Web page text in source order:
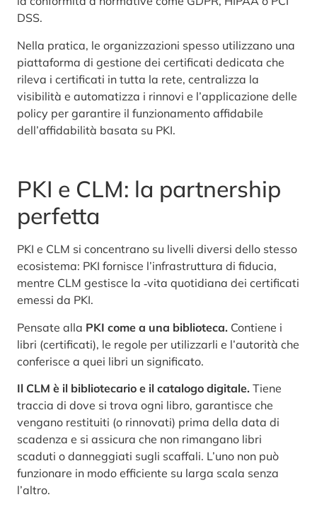
DSS.
Nella pratica, le organizzazioni spesso utilizzano una
piattaforma di gestione dei certificati dedicata che
rileva i certificati in tutta la rete, centralizza la
visibilità e automatizza i rinnovi e l’applicazione delle
policy per garantire il funzionamento affidabile
dell’affidabilità basata su PKI.
PKI e CLM: la partnership
perfetta
PKI e CLM si concentrano su livelli diversi dello stesso
ecosistema: PKI fornisce l’infrastruttura di fiducia,
mentre CLM gestisce la ‑vita quotidiana dei certificati
emessi da PKI.
Pensate alla PKI come a una biblioteca. Contiene i
libri (certificati), le regole per utilizzarli e l’autorità che
conferisce a quei libri un significato.
Il CLM è il bibliotecario e il catalogo digitale. Tiene
traccia di dove si trova ogni libro, garantisce che
vengano restituiti (o rinnovati) prima della data di
scadenza e si assicura che non rimangano libri
scaduti o danneggiati sugli scaffali. L’uno non può
funzionare in modo efficiente su larga scala senza
l’altro.